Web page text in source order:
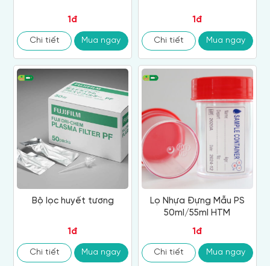
1đ
Chi tiết Mua ngay
1đ
Chi tiết Mua ngay
Bộ lọc huyết tương
1đ
Chi tiết Mua ngay
Lọ Nhựa Đựng Mẫu PS
50ml/55ml HTM
1đ
Chi tiết Mua ngay